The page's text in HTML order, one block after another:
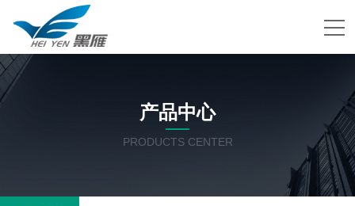
产品中心
PRODUCTS CENTER